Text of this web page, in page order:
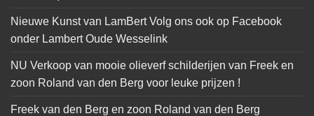
Nieuwe Kunst van LamBert Volg ons ook op Facebook
onder Lambert Oude Wesselink
NU Verkoop van mooie olieverf schilderijen van Freek en
zoon Roland van den Berg voor leuke prijzen !
Freek van den Berg en zoon Roland van den Berg